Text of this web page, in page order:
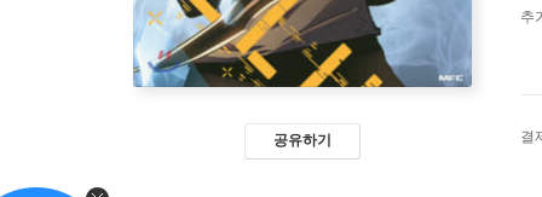
공유하기
추
결